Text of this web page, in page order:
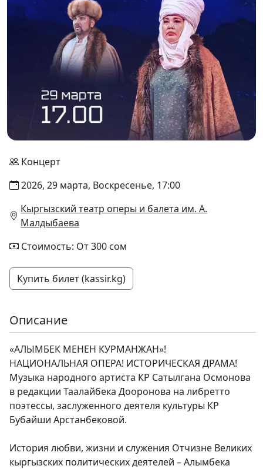
Концерт
2026, 29 марта, Воскресенье, 17:00
Кыргызский театр оперы и балета им. А.
Малдыбаева
Стоимость: От 300 сом
Купить билет (kassir.kg)
Описание
«АЛЫМБЕК МЕНЕН КУРМАНЖАН»!
НАЦИОНАЛЬНАЯ ОПЕРА! ИСТОРИЧЕСКАЯ ДРАМА!
Музыка народного артиста КР Сатылгана Осмонова
в редакции Таалайбека Дооронова на либретто
поэтессы, заслуженного деятеля культуры КР
Бубайши Арстанбековой.
История любви, жизни и служения Отчизне Великих
кыргызских политических деятелей – Алымбека